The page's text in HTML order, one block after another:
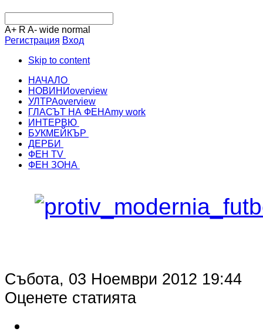
A+ R A- wide normal
Регистрация Вход
Skip to content
НАЧАЛО
НОВИНИoverview
УЛТРАoverview
ГЛАСЪТ НА ФЕНАmy work
ИНТЕРВЮ
БУКМЕЙКЪР
ДЕРБИ
ФЕН TV
ФЕН ЗОНА
Събота, 03 Ноември 2012 19:44
Оценете статията